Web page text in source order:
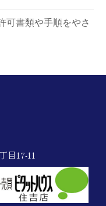
可書類や手順をやさ
目17-11